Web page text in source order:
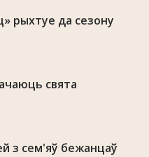
рыхтуе да сезону
свята
з сем'яў бежанцаў